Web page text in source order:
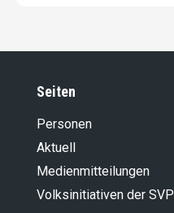
Seiten
Personen
Aktuell
Medienmitteilungen
Volksinitiativen der SVP